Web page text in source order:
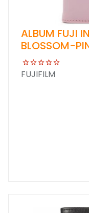
ALBUM FUJI
BLOSSOM-
FUJIFILM